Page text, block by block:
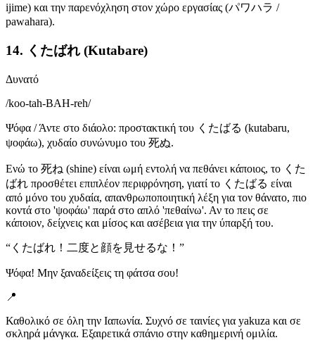
ijime) και την παρενόχληση στον χώρο εργασίας (パワハラ /
pawahara).
14. くたばれ (Kutabare)
Δυνατό
/koo-tah-BAH-reh/
Ψόφα / Άντε στο διάολο: προστακτική του くたばる (kutabaru,
ψοφάω), χυδαίο συνώνυμο του 死ぬ.
Ενώ το 死ね (shine) είναι ωμή εντολή να πεθάνει κάποιος, το くた
ばれ προσθέτει επιπλέον περιφρόνηση, γιατί το くたばる είναι
από μόνο του χυδαία, απανθρωποποιητική λέξη για τον θάνατο, πιο
κοντά στο 'ψοφάω' παρά στο απλό 'πεθαίνω'. Αν το πεις σε
κάποιον, δείχνεις και μίσος και ασέβεια για την ύπαρξή του.
“ くたばれ！二度と顔を見せるな！ ”
Ψόφα! Μην ξαναδείξεις τη φάτσα σου!
📍
Καθολικό σε όλη την Ιαπωνία. Συχνό σε ταινίες για yakuza και σε
σκληρά μάνγκα. Εξαιρετικά σπάνιο στην καθημερινή ομιλία.